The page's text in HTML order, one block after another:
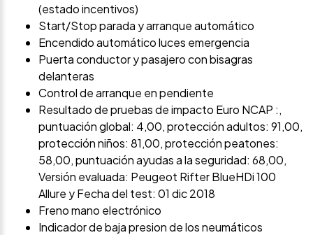
(estado incentivos)
Start/Stop parada y arranque automático
Encendido automático luces emergencia
Puerta conductor y pasajero con bisagras
delanteras
Control de arranque en pendiente
Resultado de pruebas de impacto Euro NCAP :,
puntuación global: 4,00, protección adultos: 91,00,
protección niños: 81,00, protección peatones:
58,00, puntuación ayudas a la seguridad: 68,00,
Versión evaluada: Peugeot Rifter BlueHDi 100
Allure y Fecha del test: 01 dic 2018
Freno mano electrónico
Indicador de baja presion de los neumáticos